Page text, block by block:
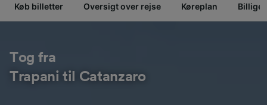
Køb billetter Oversigt over rejse Køreplan Billige
Tog fra
Trapani til Catanzaro